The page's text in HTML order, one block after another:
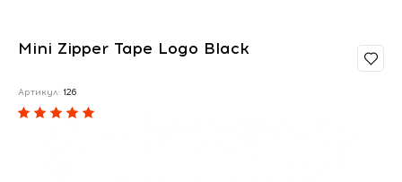
Mini Zipper Tape Logo Black
Артикул: 126